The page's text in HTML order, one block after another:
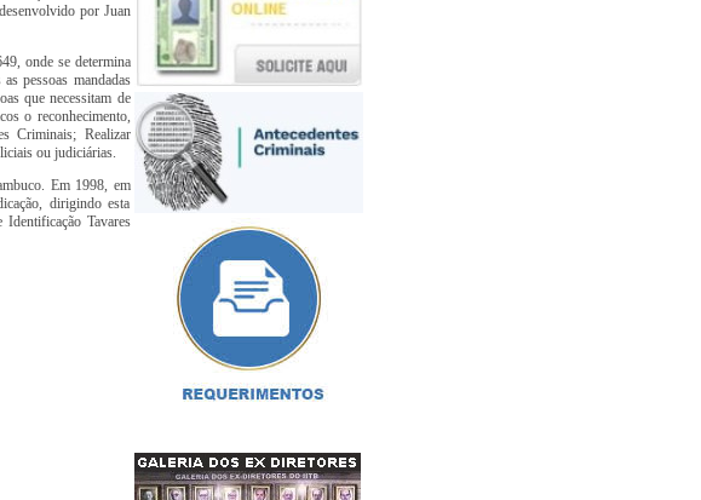
por Juan
onde se determina
pessoas mandadas
que necessitam de
o reconhecimento,
Criminais; Realizar
ou judiciárias.
Em 1998, em
dirigindo esta
Tavares